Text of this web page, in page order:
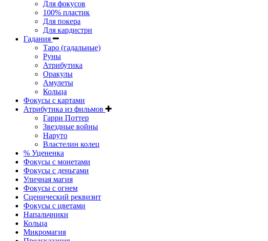
Для фокусов
100% пластик
Для покера
Для кардистри
Гадания
Таро (гадальные)
Руны
Атрибутика
Оракулы
Амулеты
Кольца
Фокусы с картами
Атрибутика из фильмов
Гарри Поттер
Звездные войны
Наруто
Властелин колец
% Уцененка
Фокусы с монетами
Фокусы с деньгами
Уличная магия
Фокусы с огнем
Сценический реквизит
Фокусы с цветами
Напальчники
Кольца
Микромагия